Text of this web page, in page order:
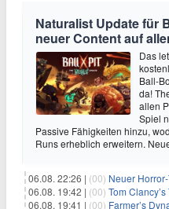
Naturalist Update für
neuer Content auf
Das
Ball-
da!
allen
Spiel
Passive Fähigkeiten hinzu,
Runs erheblich erweitern.
06.08. 22:26 | (00) Neuer
06.08. 19:42 | (00) Tom Clancy’s The
06.08. 19:41 | (00) Farmer’s